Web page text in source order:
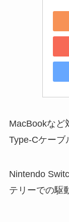
MacBookなど
Type-Cケーブ
Nintendo
テリーでの駆